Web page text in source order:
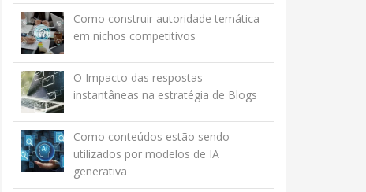
Como construir autoridade temática
em nichos competitivos
O Impacto das respostas
instantâneas na estratégia de Blogs
Como conteúdos estão sendo
utilizados por modelos de IA
generativa